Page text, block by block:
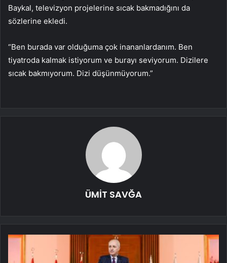
Baykal, televizyon projelerine sıcak bakmadığını da
sözlerine ekledi.
“Ben burada var olduğuma çok inananlardanım. Ben
tiyatroda kalmak istiyorum ve burayı seviyorum. Dizilere
sıcak bakmıyorum. Dizi düşünmüyorum.”
ÜMİT SAVĞA